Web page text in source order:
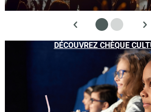
DÉCOUVREZ CHÈQUE